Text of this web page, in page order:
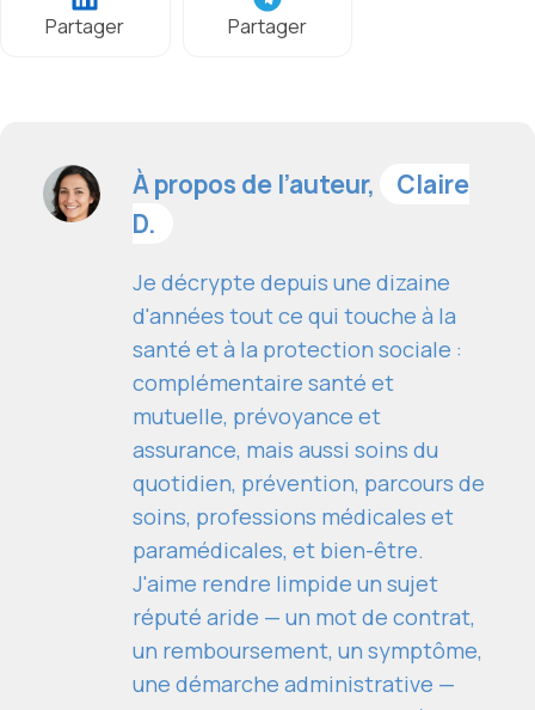
Partager Partager
À propos de l’auteur,
Claire
D.
Je décrypte depuis une dizaine
d'années tout ce qui touche à la
santé et à la protection sociale :
complémentaire santé et
mutuelle, prévoyance et
assurance, mais aussi soins du
quotidien, prévention, parcours de
soins, professions médicales et
paramédicales, et bien-être.
J'aime rendre limpide un sujet
réputé aride — un mot de contrat,
un remboursement, un symptôme,
une démarche administrative —